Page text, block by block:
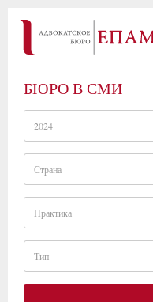
БЮРО В СМИ
2024
Страна
Практика
Тип